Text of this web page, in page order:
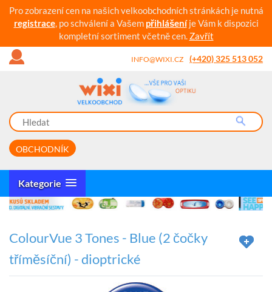
Pro zobrazení cen na našich velkoobchodních stránkách je nutná
registrace, po schválení a Vašem přihlášeníje Vám k dispozici
kompletní sortiment včetně cen. Zavřít
INFO@WIXI.CZ (+420) 325 513 052
OBCHODNÍK
Kategorie
ColourVue 3 Tones - Blue (2 čočky
tříměsíční) - dioptrické